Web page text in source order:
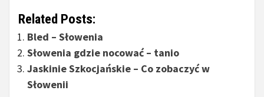
Related Posts:
Bled – Słowenia
Słowenia gdzie nocować – tanio
Jaskinie Szkocjańskie – Co zobaczyć w
Słowenii